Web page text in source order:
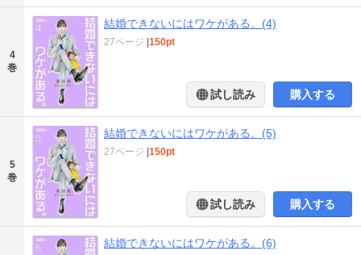
4
巻
結婚できないにはワケがある。(4)
27ページ 150pt
試し読み 購入する
5
巻
結婚できないにはワケがある。(5)
27ページ 150pt
試し読み 購入する
結婚できないにはワケがある。(6)